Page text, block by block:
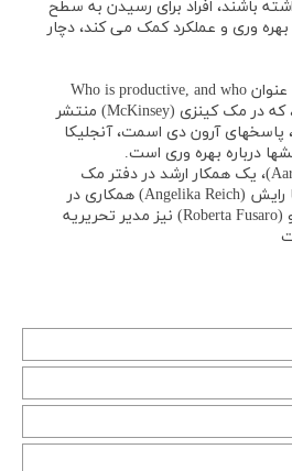
باشند، افراد برای رسیدن به سطح
‌وری و عملکرد کمک می ‌کند، دچار
این مطلب، ترجمه مقاله ای با عنوان Who is productive, and who
isn’t? Here’s how to tell بوده، که در مک کینزی (McKinsey) منتشر
پاسخهای آرون دی اسمت، آنجلیکا
درباره بهره وری است.
آرون دی اسمت (Aaron De Smet)، یک همکار ارشد در دفتر مک
کینزی در نیوجرسی و آنجلیکا رایش (Angelika Reich) همکاری در
دفتر وین است. روبرتا فوسارو (Roberta Fusaro) نیز مدیر تحریریه